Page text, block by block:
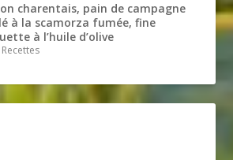
charentais, pain de campagne
à la scamorza fumée, fine
à l’huile d’olive